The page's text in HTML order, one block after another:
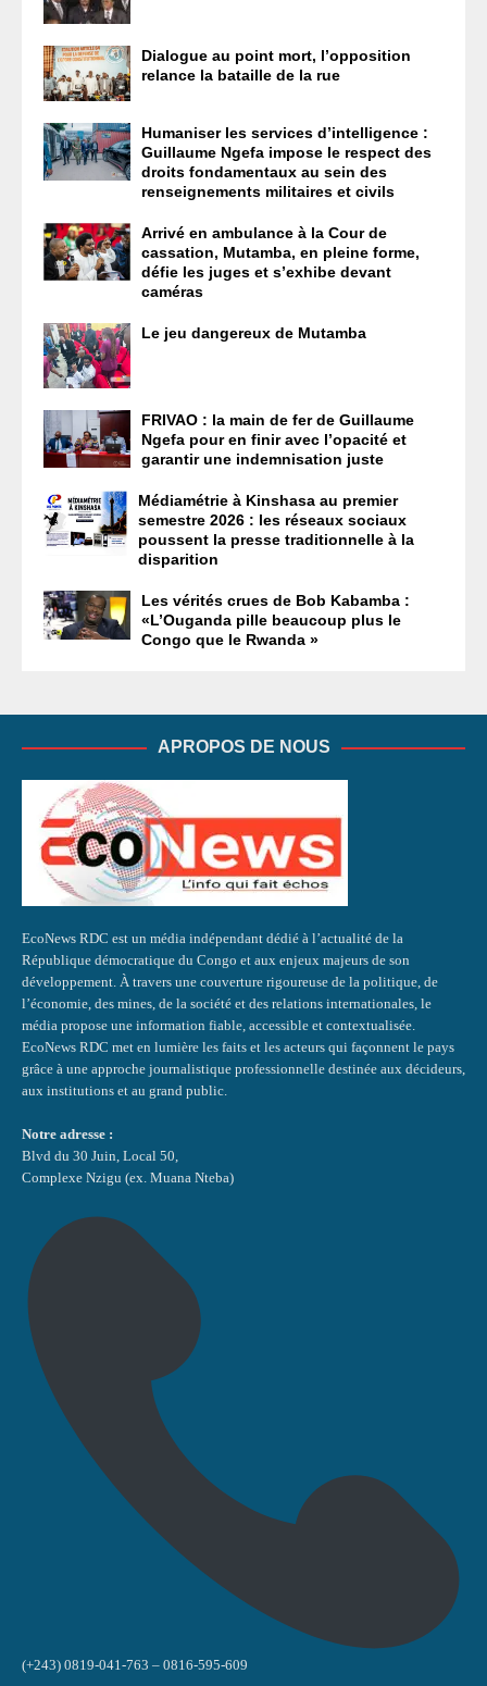
Dialogue au point mort, l’opposition
relance la bataille de la rue
Humaniser les services d’intelligence :
Guillaume Ngefa impose le respect des
droits fondamentaux au sein des
renseignements militaires et civils
Arrivé en ambulance à la Cour de
cassation, Mutamba, en pleine forme,
défie les juges et s’exhibe devant
caméras
Le jeu dangereux de Mutamba
FRIVAO : la main de fer de Guillaume
Ngefa pour en finir avec l’opacité et
garantir une indemnisation juste
Médiamétrie à Kinshasa au premier
semestre 2026 : les réseaux sociaux
poussent la presse traditionnelle à la
disparition
Les vérités crues de Bob Kabamba :
«L’Ouganda pille beaucoup plus le
Congo que le Rwanda »
APROPOS DE NOUS
EcoNews RDC est un média indépendant dédié à l’actualité de la
République démocratique du Congo et aux enjeux majeurs de son
développement. À travers une couverture rigoureuse de la politique, de
l’économie, des mines, de la société et des relations internationales, le
média propose une information fiable, accessible et contextualisée.
EcoNews RDC met en lumière les faits et les acteurs qui façonnent le pays
grâce à une approche journalistique professionnelle destinée aux décideurs,
aux institutions et au grand public.
Notre adresse :
Blvd du 30 Juin, Local 50,
Complexe Nzigu (ex. Muana Nteba)
(+243) 0819-041-763 – 0816-595-609